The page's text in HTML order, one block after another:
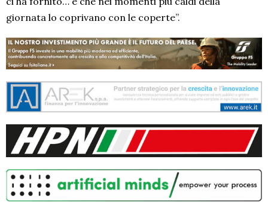
giornata lo coprivano con le coperte”.